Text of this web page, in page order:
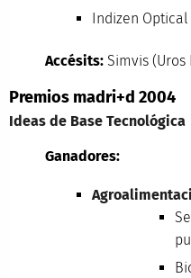
Indizen
Accésits:Simvis (Uros
Premios madri+d 2004
Ideas de Base Tecnológica
Ganadores: